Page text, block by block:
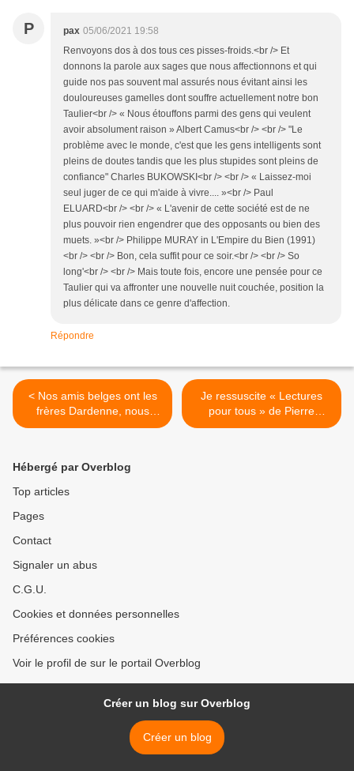
P pax 05/06/2021 19:58
Renvoyons dos à dos tous ces pisses-froids.<br /> Et
donnons la parole aux sages que nous affectionnons et qui
guide nos pas souvent mal assurés nous évitant ainsi les
douloureuses gamelles dont souffre actuellement notre bon
Taulier<br /> « Nous étouffons parmi des gens qui veulent
avoir absolument raison » Albert Camus<br /> <br /> "Le
problème avec le monde, c'est que les gens intelligents sont
pleins de doutes tandis que les plus stupides sont pleins de
confiance" Charles BUKOWSKI<br /> <br /> « Laissez-moi
seul juger de ce qui m'aide à vivre.... »<br /> Paul
ELUARD<br /> <br /> « L'avenir de cette société est de ne
plus pouvoir rien engendrer que des opposants ou bien des
muets. »<br /> Philippe MURAY in L'Empire du Bien (1991)
<br /> <br /> Bon, cela suffit pour ce soir.<br /> <br /> So
long'<br /> <br /> Mais toute fois, encore une pensée pour ce
Taulier qui va affronter une nouvelle nuit couchée, position la
plus délicate dans ce genre d'affection.
Répondre
< Nos amis belges ont les
frères Dardenne, nous
eûmes chez nous les frères
Je ressuscite « Lectures
pour tous » de Pierre
Dumayet, ce sera «
Hébergé par Overblog
Top articles
Pages
Contact
Signaler un abus
C.G.U.
Cookies et données personnelles
Préférences cookies
Voir le profil de sur le portail Overblog
Créer un blog sur Overblog
Créer un blog